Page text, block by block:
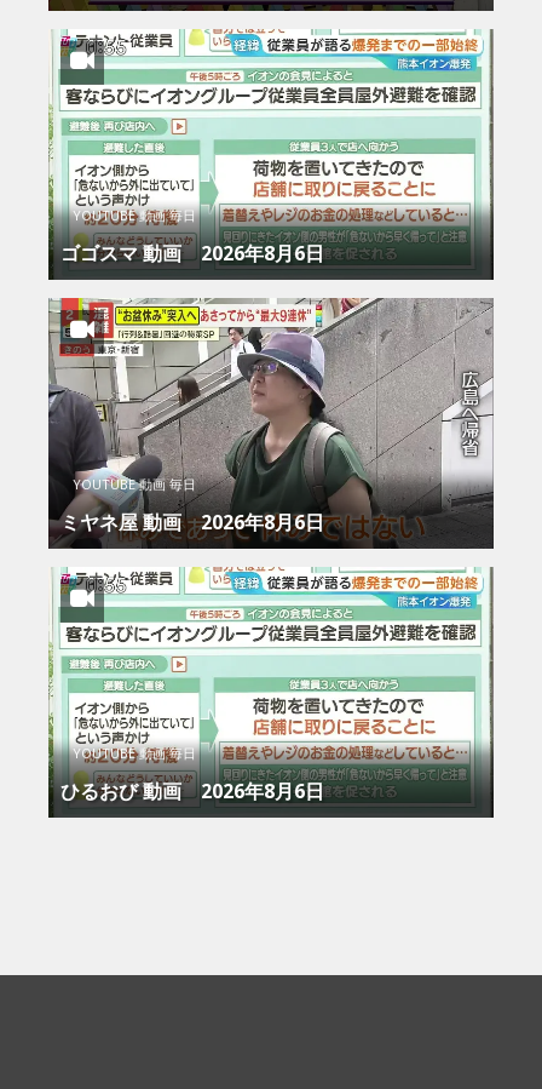
YOUTUBE 動画 毎日
ゴゴスマ 動画 2026年8月6日
YOUTUBE 動画 毎日
ミヤネ屋 動画 2026年8月6日
YOUTUBE 動画 毎日
ひるおび 動画 2026年8月6日